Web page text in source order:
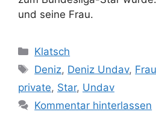
und seine Frau.
Kategorien
Klatsch
Schlagwörter
Deniz, Deniz Undav, Frau
private, Star, Undav
Kommentar hinterlassen